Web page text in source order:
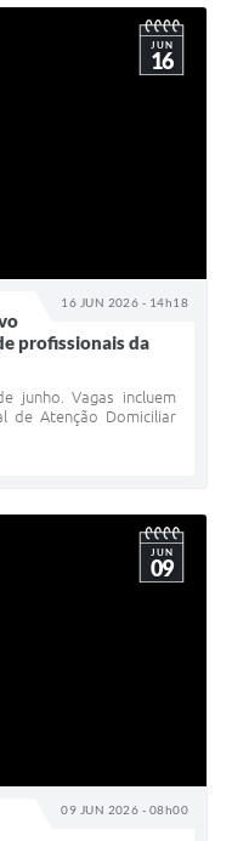
16 JUN 2026 - 14h18
JUN
16
profissionais da
junho. Vagas incluem
de Atenção Domiciliar
09 JUN 2026 - 08h00
JUN
09